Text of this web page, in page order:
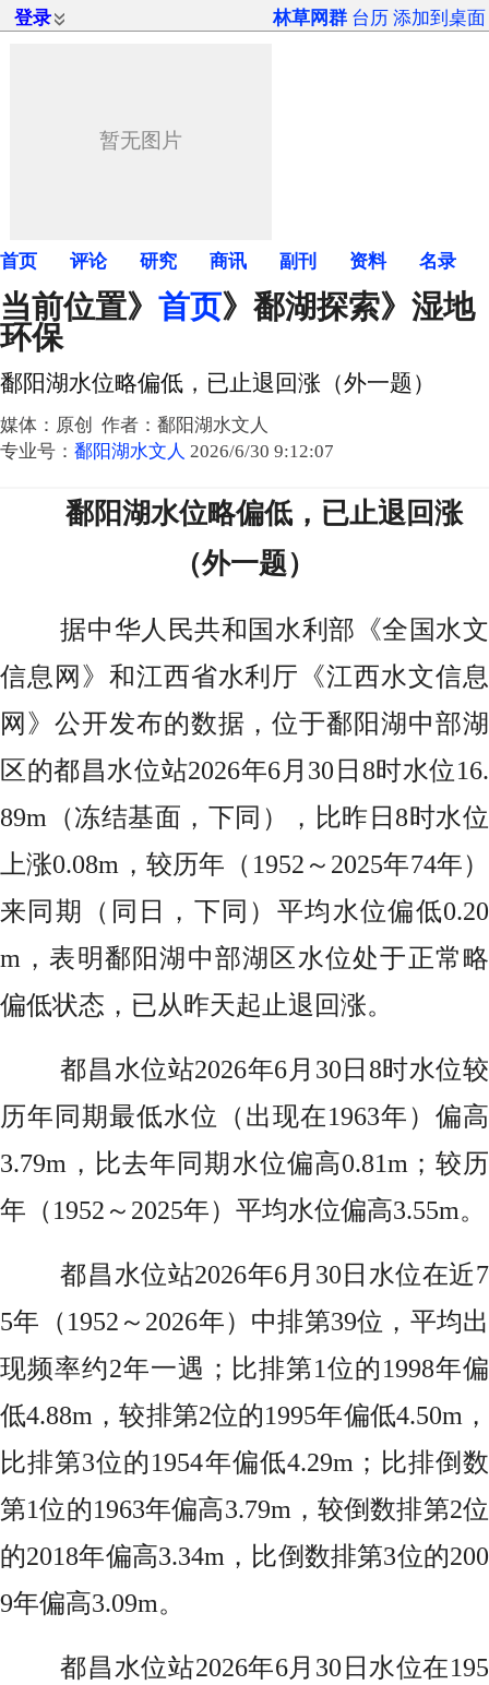
登录 林草网群 台历 添加到桌面
首页 评论 研究 商讯 副刊 资料 名录
当前位置》 首页》 鄱湖探索》湿地
环保
鄱阳湖水位略偏低，已止退回涨（外一题）
媒体：原创 作者：鄱阳湖水文人
专业号： 鄱阳湖水文人 2026/6/30 9:12:07
鄱阳湖水位略偏低，已止退回涨
（外一题）
据中华人民共和国水利部《全国水文
信息网》和江西省水利厅《江西水文信息
网》公开发布的数据，位于鄱阳湖中部湖
区的都昌水位站2026年6月30日8时水位16.
89m（冻结基面，下同），比昨日8时水位
上涨0.08m，较历年（1952～2025年74年）
来同期（同日，下同）平均水位偏低0.20
m，表明鄱阳湖中部湖区水位处于正常略
偏低状态，已从昨天起止退回涨。
都昌水位站2026年6月30日8时水位较
历年同期最低水位（出现在1963年）偏高
3.79m，比去年同期水位偏高0.81m；较历
年（1952～2025年）平均水位偏高3.55m。
都昌水位站2026年6月30日水位在近7
5年（1952～2026年）中排第39位，平均出
现频率约2年一遇；比排第1位的1998年偏
低4.88m，较排第2位的1995年偏低4.50m，
比排第3位的1954年偏低4.29m；比排倒数
第1位的1963年偏高3.79m，较倒数排第2位
的2018年偏高3.34m，比倒数排第3位的200
9年偏高3.09m。
都昌水位站2026年6月30日水位在195